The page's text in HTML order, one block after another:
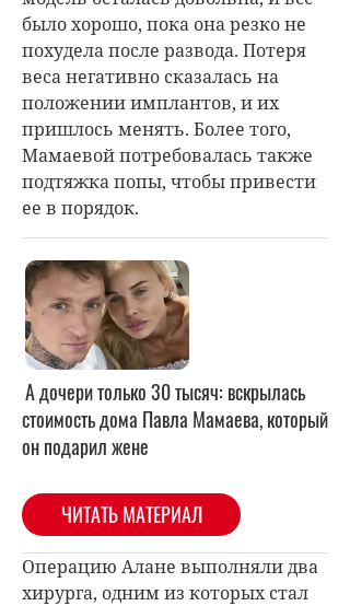
было хорошо, пока она резко не
похудела после развода. Потеря
веса негативно сказалась на
положении имплантов, и их
пришлось менять. Более того,
Мамаевой потребовалась также
подтяжка попы, чтобы привести
ее в порядок.
А дочери только 30 тысяч: вскрылась
стоимость дома Павла Мамаева, который
он подарил жене
ЧИТАТЬ МАТЕРИАЛ
Операцию Алане выполняли два
хирурга, одним из которых стал